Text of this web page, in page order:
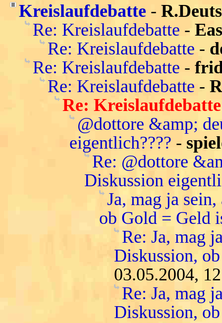
Kreislaufdebatte -
Re: Kreislaufdebatte -
Re: Kreislaufdebatte -
Re: Kreislaufdebatte -
Re: Kreislaufdebatte -
Re: Kreislaufdebatte
@dottore &amp;
eigentlich???? -
Re: @dottore
Diskussion
Ja, mag ja
ob Gold = Geld
Re: Ja, mag
Diskussion,
03.05.2004,
Re: Ja, mag
Diskussion,